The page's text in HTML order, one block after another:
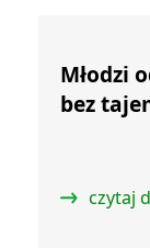
Młodzi
bez
czytaj